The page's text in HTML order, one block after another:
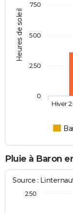
Heures de soleil
Hiver
0
250
500
750
Pluie à Baron
Source :
250